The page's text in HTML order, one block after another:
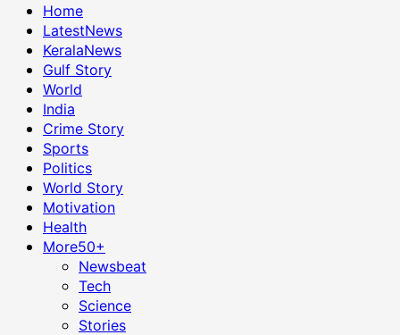
Home
LatestNews
KeralaNews
Gulf Story
World
India
Crime Story
Sports
Politics
World Story
Motivation
Health
More50+
Newsbeat
Tech
Science
Stories